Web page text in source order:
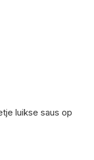
luikse saus op